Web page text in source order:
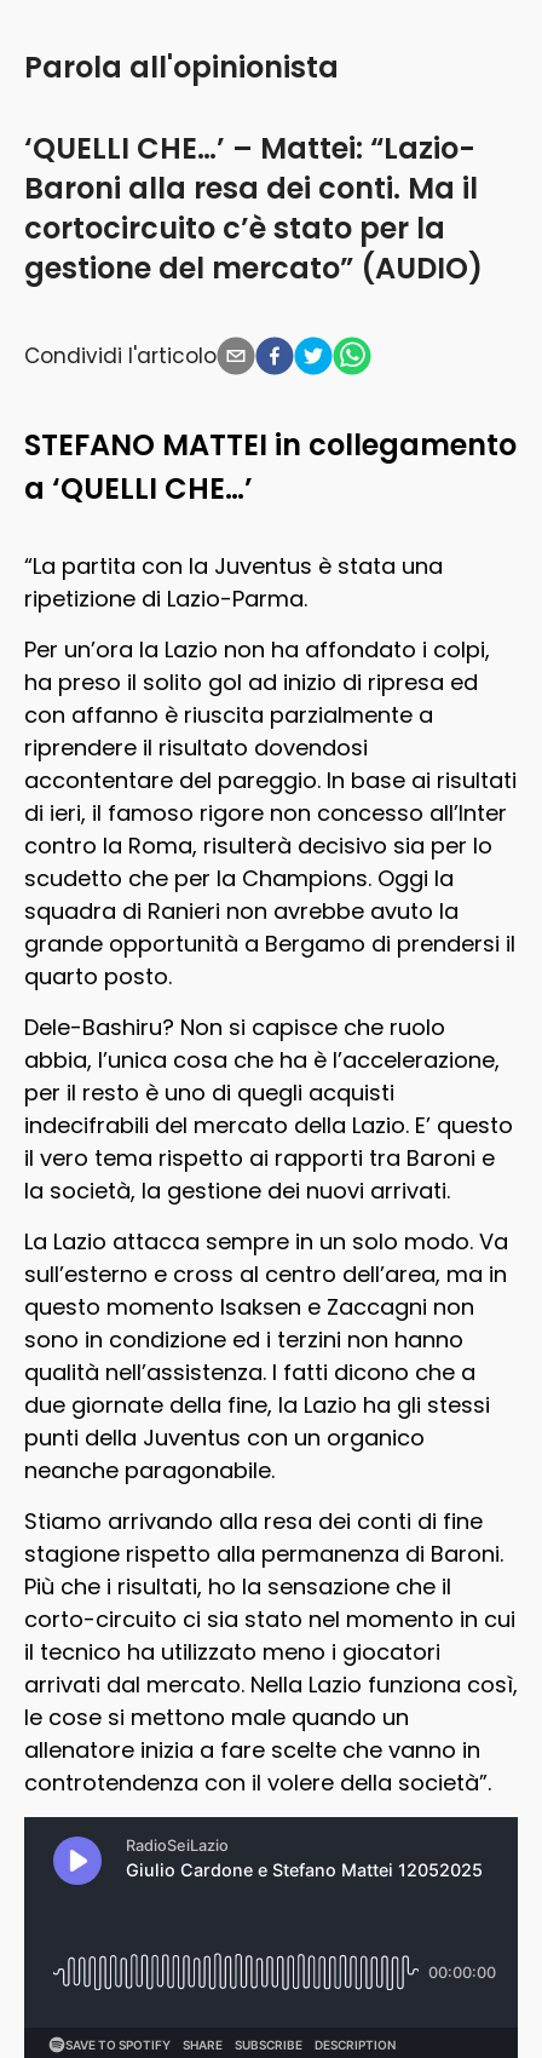
‘QUELLI CHE…’ – Mattei: “Lazio-
Baroni alla resa dei conti. Ma il
cortocircuito c’è stato per la
gestione del mercato” (AUDIO)
Parola all'opinionista
Condividi l'articolo
STEFANO MATTEI in collegamento
a ‘QUELLI CHE…’
“La partita con la Juventus è stata una
ripetizione di Lazio-Parma.
Per un’ora la Lazio non ha affondato i colpi,
ha preso il solito gol ad inizio di ripresa ed
con affanno è riuscita parzialmente a
riprendere il risultato dovendosi
accontentare del pareggio. In base ai risultati
di ieri, il famoso rigore non concesso all’Inter
contro la Roma, risulterà decisivo sia per lo
scudetto che per la Champions. Oggi la
squadra di Ranieri non avrebbe avuto la
grande opportunità a Bergamo di prendersi il
quarto posto.
Dele-Bashiru? Non si capisce che ruolo
abbia, l’unica cosa che ha è l’accelerazione,
per il resto è uno di quegli acquisti
indecifrabili del mercato della Lazio. E’ questo
il vero tema rispetto ai rapporti tra Baroni e
la società, la gestione dei nuovi arrivati.
La Lazio attacca sempre in un solo modo. Va
sull’esterno e cross al centro dell’area, ma in
questo momento Isaksen e Zaccagni non
sono in condizione ed i terzini non hanno
qualità nell’assistenza. I fatti dicono che a
due giornate della fine, la Lazio ha gli stessi
punti della Juventus con un organico
neanche paragonabile.
Stiamo arrivando alla resa dei conti di fine
stagione rispetto alla permanenza di Baroni.
Più che i risultati, ho la sensazione che il
corto-circuito ci sia stato nel momento in cui
il tecnico ha utilizzato meno i giocatori
arrivati dal mercato. Nella Lazio funziona così,
le cose si mettono male quando un
allenatore inizia a fare scelte che vanno in
controtendenza con il volere della società”.